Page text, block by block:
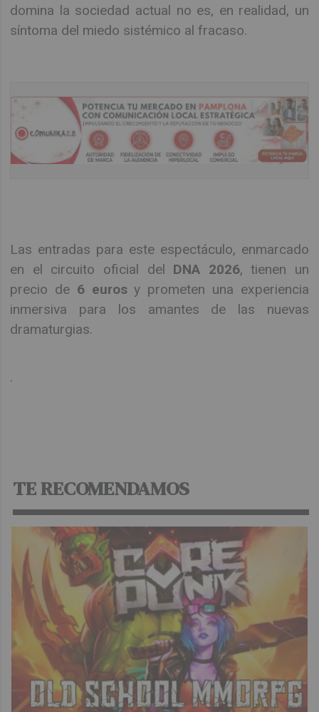
domina la sociedad actual no es, en realidad, un
síntoma del miedo sistémico al fracaso.
Las entradas para este espectáculo, enmarcado
en el circuito oficial del DNA 2026, tienen un
precio de 6 eurosy prometen una experiencia
inmersiva para los amantes de las nuevas
dramaturgias.
.
TE RECOMENDAMOS